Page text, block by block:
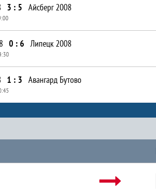
3 : 5 Айсберг 2008
0 : 6 Липецк 2008
1 : 3 Авангард Бутово